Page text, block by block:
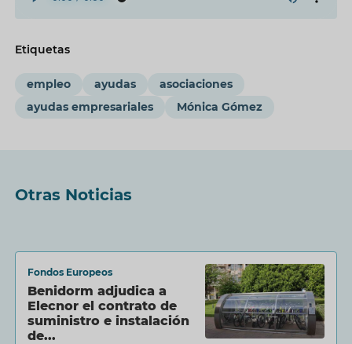
Etiquetas
empleo ayudas
asociaciones
ayudas empresariales
Mónica Gómez
Otras Noticias
Fondos Europeos
Benidorm adjudica a
Elecnor el contrato de
suministro e instalación
de...